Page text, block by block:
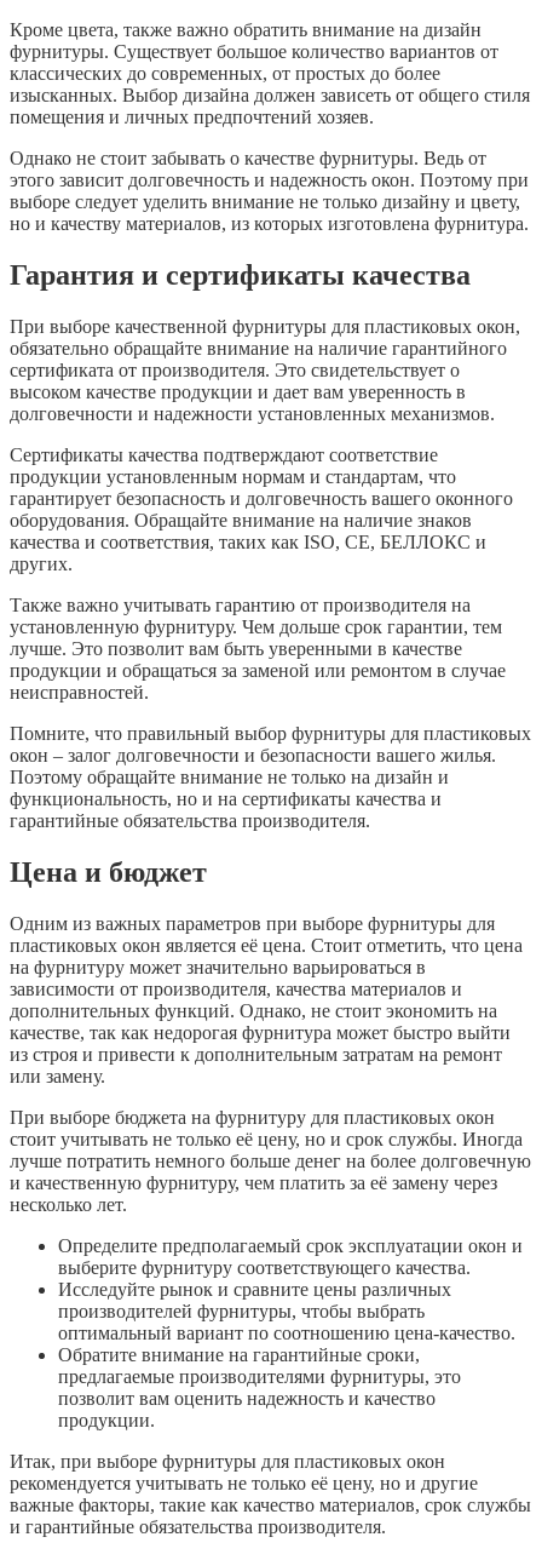
Кроме цвета, также важно обратить внимание на дизайн
фурнитуры. Существует большое количество вариантов от
классических до современных, от простых до более
изысканных. Выбор дизайна должен зависеть от общего стиля
помещения и личных предпочтений хозяев.
Однако не стоит забывать о качестве фурнитуры. Ведь от
этого зависит долговечность и надежность окон. Поэтому при
выборе следует уделить внимание не только дизайну и цвету,
но и качеству материалов, из которых изготовлена фурнитура.
Гарантия и сертификаты качества
При выборе качественной фурнитуры для пластиковых окон,
обязательно обращайте внимание на наличие гарантийного
сертификата от производителя. Это свидетельствует о
высоком качестве продукции и дает вам уверенность в
долговечности и надежности установленных механизмов.
Сертификаты качества подтверждают соответствие
продукции установленным нормам и стандартам, что
гарантирует безопасность и долговечность вашего оконного
оборудования. Обращайте внимание на наличие знаков
качества и соответствия, таких как ISO, CE, БЕЛЛОКС и
других.
Также важно учитывать гарантию от производителя на
установленную фурнитуру. Чем дольше срок гарантии, тем
лучше. Это позволит вам быть уверенными в качестве
продукции и обращаться за заменой или ремонтом в случае
неисправностей.
Помните, что правильный выбор фурнитуры для пластиковых
окон – залог долговечности и безопасности вашего жилья.
Поэтому обращайте внимание не только на дизайн и
функциональность, но и на сертификаты качества и
гарантийные обязательства производителя.
Цена и бюджет
Одним из важных параметров при выборе фурнитуры для
пластиковых окон является её цена. Стоит отметить, что цена
на фурнитуру может значительно варьироваться в
зависимости от производителя, качества материалов и
дополнительных функций. Однако, не стоит экономить на
качестве, так как недорогая фурнитура может быстро выйти
из строя и привести к дополнительным затратам на ремонт
или замену.
При выборе бюджета на фурнитуру для пластиковых окон
стоит учитывать не только её цену, но и срок службы. Иногда
лучше потратить немного больше денег на более долговечную
и качественную фурнитуру, чем платить за её замену через
несколько лет.
Определите предполагаемый срок эксплуатации окон и
выберите фурнитуру соответствующего качества.
Исследуйте рынок и сравните цены различных
производителей фурнитуры, чтобы выбрать
оптимальный вариант по соотношению цена-качество.
Обратите внимание на гарантийные сроки,
предлагаемые производителями фурнитуры, это
позволит вам оценить надежность и качество
продукции.
Итак, при выборе фурнитуры для пластиковых окон
рекомендуется учитывать не только её цену, но и другие
важные факторы, такие как качество материалов, срок службы
и гарантийные обязательства производителя.